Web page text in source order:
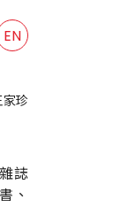
EN
家珍
誌
、